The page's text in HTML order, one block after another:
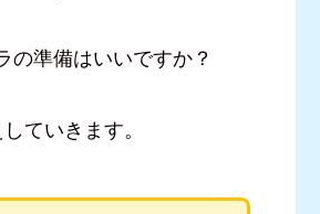
の準備はいいですか？
ていきます。